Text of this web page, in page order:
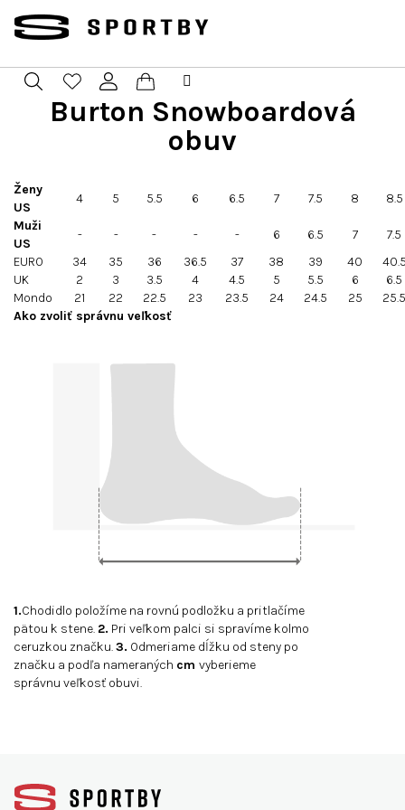
obsah
Hľadať PrihlásenieNákupný
Burton Snowboardová
obuv
Ženy
US
4 5 5.5 6 6.5 7 7.5 8
8.5
Muži
US
- - - - - 6 6.5 7
7.5
EURO
34 35 36 36.5 37 38 39 40
UK
2 3 3.5 4 4.5 5 5.5 6
6.5
Mondo
21 22 22.5 23 23.5 24 24.5 25
25.5
Ako zvoliť správnu veľkosť
1.Chodidlo položíme na rovnú podložku a pritlačíme
pätou k stene. 2. Pri veľkom palci si spravíme kolmo
ceruzkou značku.3. Odmeriame dĺžku od steny po
značku a podľa nameraných cm vyberieme
správnu veľkosť obuvi.